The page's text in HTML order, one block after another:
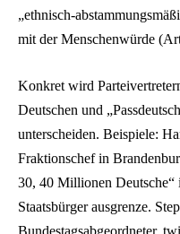
„ethnisch-
mit der Menschenwürde
Konkret wird
Deutschen und
unterscheiden. Beispiele:
Fraktionschef in
30, 40 Millionen
Staatsbürger ausgrenze.
Bundestagsabgeordneter,